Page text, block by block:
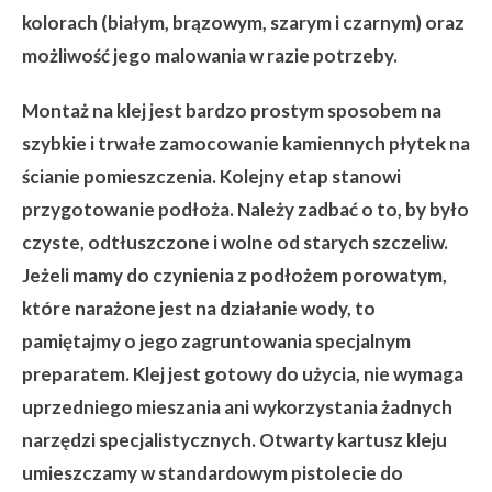
kolorach (białym, brązowym, szarym i czarnym) oraz
możliwość jego malowania w razie potrzeby.
Montaż na klej jest bardzo prostym sposobem na
szybkie i trwałe zamocowanie kamiennych płytek na
ścianie pomieszczenia. Kolejny etap stanowi
przygotowanie podłoża. Należy zadbać o to, by było
czyste, odtłuszczone i wolne od starych szczeliw.
Jeżeli mamy do czynienia z podłożem porowatym,
które narażone jest na działanie wody, to
pamiętajmy o jego zagruntowania specjalnym
preparatem. Klej jest gotowy do użycia, nie wymaga
uprzedniego mieszania ani wykorzystania żadnych
narzędzi specjalistycznych. Otwarty kartusz kleju
umieszczamy w standardowym pistolecie do